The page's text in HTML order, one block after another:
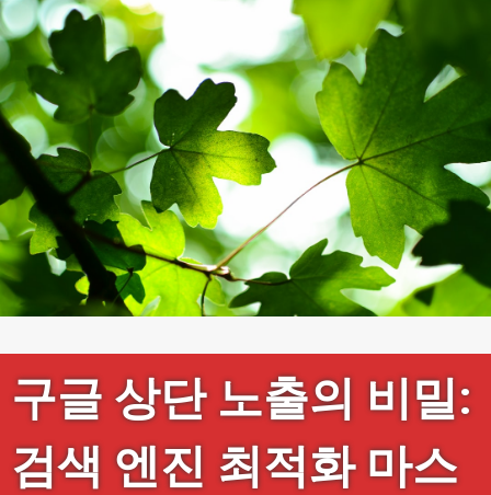
구글 상단 노출의 비밀:
검색 엔진 최적화 마스